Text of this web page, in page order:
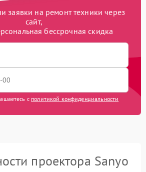
заявки на ремонт техники через
сайт,
бессрочная скидка
с политикой конфиденциальности
проектора Sanyo